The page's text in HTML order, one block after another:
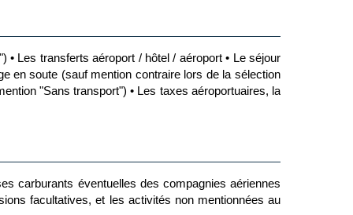
pour les citoyens de l’Union Européenne. Vous
le site France Diplomatie en
volée ou perdue se verra refusé l'accès au
précise que pour entrer dans les pays
où cette dernière est considérée par les autorités
• Les transferts aéroport / hôtel / aéroport • Le séjour
en soute (sauf mention contraire lors de la sélection
"Sans transport") • Les taxes aéroportuaires, la
carburants éventuelles des compagnies aériennes
facultatives, et les activités non mentionnées au